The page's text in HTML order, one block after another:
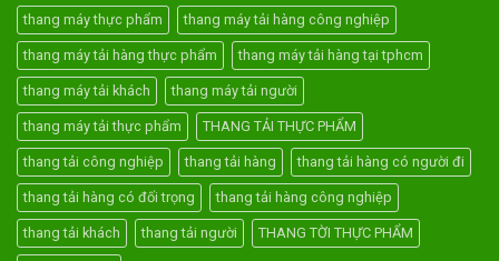
thang máy thực phẩm thang máy tải hàng công nghiệp
thang máy tải hàng thực phẩm thang máy tải hàng tại tphcm
thang máy tải khách thang máy tải người
thang máy tải thực phẩm THANG TẢI THỰC PHẨM
thang tải công nghiệp thang tải hàng thang tải hàng có người đi
thang tải hàng có đối trọng thang tải hàng công nghiệp
thang tải khách thang tải người THANG TỜI THỰC PHẨM